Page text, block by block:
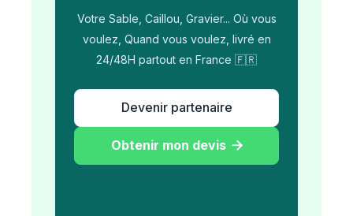
Votre Sable, Caillou, Gravier... Où vous
voulez, Quand vous voulez, livré en
24/48H partout en France 🇫🇷
Devenir partenaire
Obtenir mon devis 